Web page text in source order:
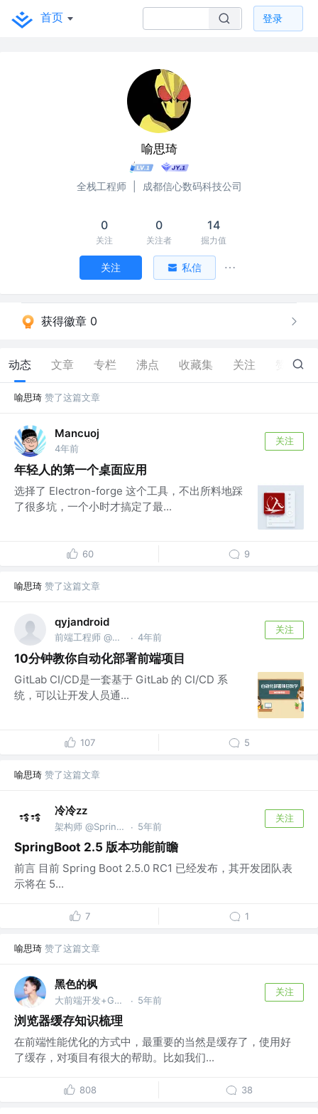
首页 登录
喻思琦
全栈工程师 成都信心数码科技公司
0
关注
0
关注者
14
掘力值
关注 私信
获得徽章 0
动态 文章 专栏 沸点 收藏集 关注 34
喻思琦 赞了这篇文章
Mancuoj
4年前
关注
年轻人的第一个桌面应用
选择了 Electron-forge 这个工具，不出所料地踩
了很多坑，一个小时才搞定了最...
60 9
喻思琦 赞了这篇文章
qyjandroid
前端工程师 @竞技世界 · 4年前
关注
10分钟教你自动化部署前端项目
GitLab CI/CD是一套基于 GitLab 的 CI/CD 系
统，可以让开发人员通...
107 5
喻思琦 赞了这篇文章
冷冷zz
架构师 @Spring Committer · 5年前
关注
SpringBoot 2.5 版本功能前瞻
前言 目前 Spring Boot 2.5.0 RC1 已经发布，其开发团队表
示将在 5...
7 1
喻思琦 赞了这篇文章
黑色的枫
大前端开发+Go @公众号：前端亦枫 · 5年前
关注
浏览器缓存知识梳理
在前端性能优化的方式中，最重要的当然是缓存了，使用好
了缓存，对项目有很大的帮助。比如我们...
808 38